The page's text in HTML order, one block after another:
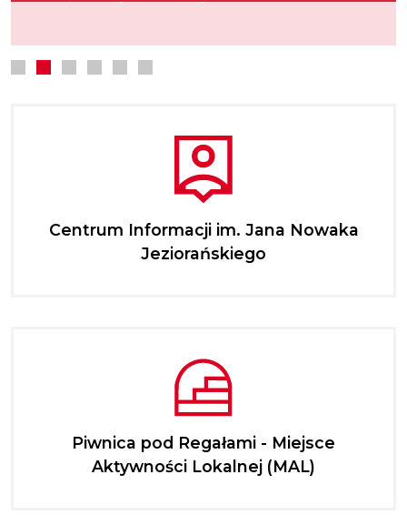
Centrum Informacji im. Jana Nowaka
Jeziorańskiego
Piwnica pod Regałami - Miejsce
Aktywności Lokalnej (MAL)